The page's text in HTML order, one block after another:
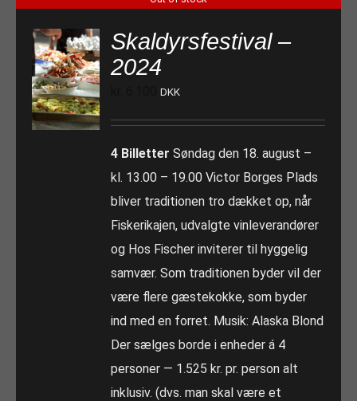
Skaldyrsfestival –
2024
DKK
4 Billetter Søndag den 18. august –
kl. 13.00 – 19.00 Victor Borges Plads
bliver traditionen tro dækket op, når
Fiskerikajen, udvalgte vinleverandører
og Hos Fischer inviterer til hyggelig
samvær. Som traditionen byder vil der
være flere gæstekokke, som byder
ind med en forret. Musik: Alaska Blond
Der sælges borde i enheder á 4
personer — 1.525 kr. pr. person alt
inklusiv. (dvs. man skal være et